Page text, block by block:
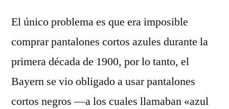
El único problema es que era imposible
comprar pantalones cortos azules durante la
primera década de 1900, por lo tanto, el
Bayern se vio obligado a usar pantalones
cortos negros —a los cuales llamaban «azul